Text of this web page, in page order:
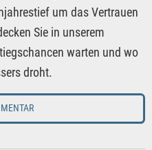
um das Vertrauen
Sie in unserem
warten und wo
droht.